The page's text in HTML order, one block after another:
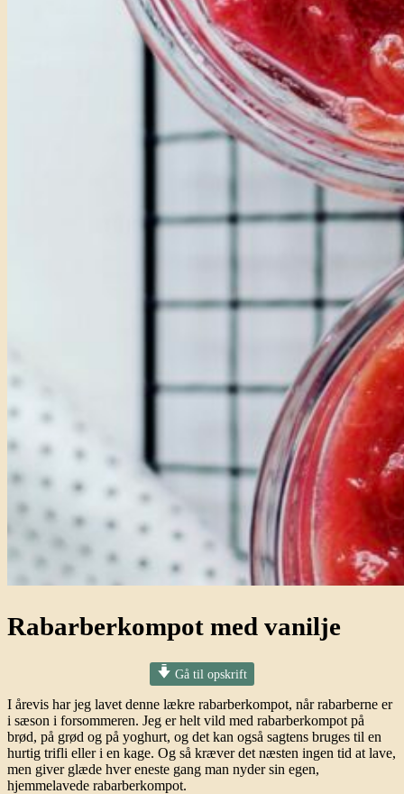
Rabarberkompot med vanilje
Gå til opskrift
I årevis har jeg lavet denne lækre rabarberkompot, når rabarberne er
i sæson i forsommeren. Jeg er helt vild med rabarberkompot på
brød, på grød og på yoghurt, og det kan også sagtens bruges til en
hurtig trifli eller i en kage. Og så kræver det næsten ingen tid at lave,
men giver glæde hver eneste gang man nyder sin egen,
hjemmelavede rabarberkompot.